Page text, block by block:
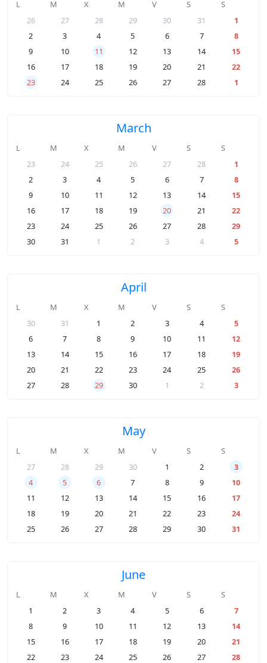
L M X M V S
S
26
27 28 29 30 31
1
2
3 4 5 6 7
8
9
10 11 12 13 14
15
16
17 18 19 20 21
22
23
24 25 26 27 28 1
March
L M X M V S
S
23
24 25 26 27 28
1
2
3 4 5 6 7
8
9
10 11 12 13 14
15
16
17 18 19 20 21
22
23
24 25 26 27 28
29
30
31 1 2 3 4 5
April
L M X M V S
S
30
31 1 2 3 4
5
6
7 8 9 10 11
12
13
14 15 16 17 18
19
20
21 22 23 24 25
26
27
28 29 30 1 2 3
May
L M X M V S
S
27
28 29 30 1 2
3
4
5 6 7 8 9
10
11
12 13 14 15 16
17
18
19 20 21 22 23
24
25
26 27 28 29 30 31
June
L M X M V S
S
1
2 3 4 5 6
7
8
9 10 11 12 13
14
15
16 17 18 19 20
21
22
23 24 25 26 27
28